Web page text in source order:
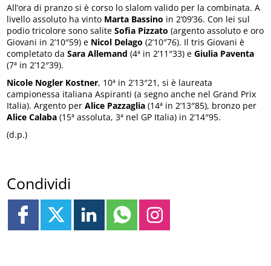
All’ora di pranzo si è corso lo slalom valido per la combinata. A
livello assoluto ha vinto Marta Bassino in 2’09’36. Con lei sul
podio tricolore sono saliteSofia Pizzato (argento assoluto e oro
Giovani in 2’10″59) e Nicol Delago (2’10″76). Il tris Giovani è
completato daSara Allemand (4ª in 2’11″33) eGiulia Paventa
(7ª in 2’12″39).
Nicole Nogler Kostner, 10ª in 2’13″21, si è laureata
campionessa italiana Aspiranti (a segno anche nel Grand Prix
Italia). Argento perAlice Pazzaglia (14ª in 2’13″85), bronzo per
Alice Calaba (15ª assoluta, 3ª nel GP Italia) in 2’14″95.
(d.p.)
Condividi